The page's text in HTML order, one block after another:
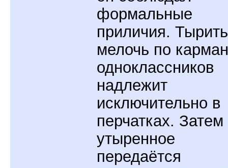
формальные
приличия. Тырить
мелочь по
одноклассников
надлежит
исключительно в
перчатках. Затем
утыренное
передаётся